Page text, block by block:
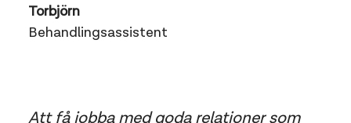
Torbjörn
Behandlingsassistent
Att få jobba med goda relationer som